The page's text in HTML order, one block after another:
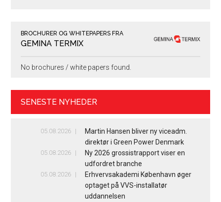
BROCHURER OG WHITEPAPERS FRA
GEMINA TERMIX
No brochures / white papers found.
SENESTE NYHEDER
05.08.2026
Martin Hansen bliver ny viceadm.
direktør i Green Power Denmark
05.08.2026
Ny 2026 grossistrapport viser en
udfordret branche
05.08.2026
Erhvervsakademi København øger
optaget på VVS-installatør
uddannelsen